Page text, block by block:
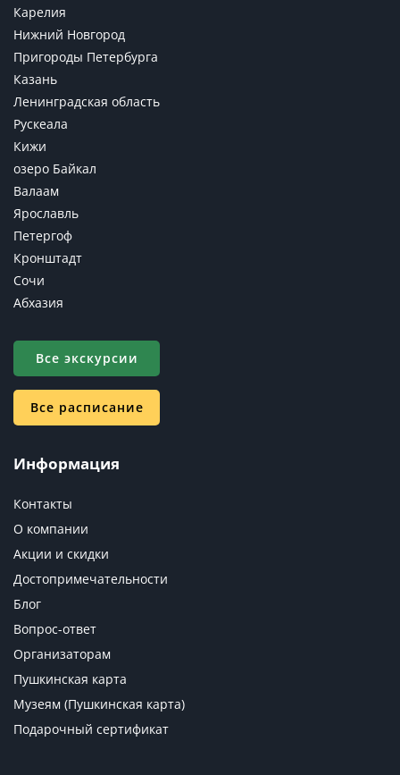
Карелия
Нижний Новгород
Пригороды Петербурга
Казань
Ленинградская область
Рускеала
Кижи
озеро Байкал
Валаам
Ярославль
Петергоф
Кронштадт
Сочи
Абхазия
Все экскурсии
Все расписание
Информация
Контакты
О компании
Акции и скидки
Достопримечательности
Блог
Вопрос-ответ
Организаторам
Пушкинская карта
Музеям (Пушкинская карта)
Подарочный сертификат